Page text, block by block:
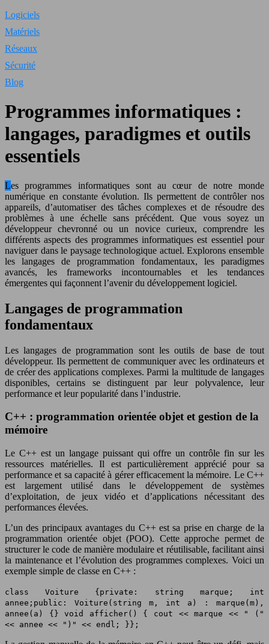
Logiciels
Matériels
Réseaux
Sécurité
Blog
Programmes informatiques :
langages, paradigmes et outils
essentiels
Les programmes informatiques sont au cœur de notre monde
numérique en constante évolution. Ils permettent de contrôler nos
appareils, d’automatiser des tâches complexes et de résoudre des
problèmes à une échelle sans précédent. Que vous soyez un
développeur chevronné ou un novice curieux, comprendre les
différents aspects des programmes informatiques est essentiel pour
naviguer dans le paysage technologique actuel. Explorons ensemble
les langages de programmation fondamentaux, les paradigmes
avancés, les frameworks incontournables et les tendances
émergentes qui façonnent l’avenir du développement logiciel.
Langages de programmation
fondamentaux
Les langages de programmation sont les outils de base de tout
développeur. Ils permettent de communiquer avec les ordinateurs et
de créer des applications complexes. Parmi la multitude de langages
disponibles, certains se distinguent par leur polyvalence, leur
performance et leur popularité dans l’industrie.
C++ : programmation orientée objet et gestion de la
mémoire
Le C++ est un langage puissant qui offre un contrôle fin sur les
ressources matérielles. Il est particulièrement apprécié pour sa
performance et sa capacité à gérer efficacement la mémoire. Le C++
est largement utilisé dans le développement de systèmes
d’exploitation, de jeux vidéo et d’applications nécessitant des
performances élevées.
L’un des principaux avantages du C++ est sa prise en charge de la
programmation orientée objet (POO). Cette approche permet de
structurer le code de manière modulaire et réutilisable, facilitant ainsi
la maintenance et l’évolution des programmes complexes. Voici un
exemple simple de classe en C++ :
class Voiture {private: string marque; int
annee;public: Voiture(string m, int a) : marque(m),
annee(a) {} void afficher() { cout << marque << " ("
<< annee << ")" << endl; }};